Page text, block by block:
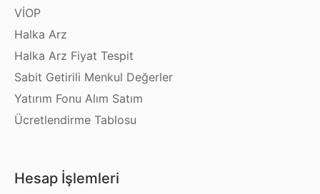
VİOP
Halka Arz
Halka Arz Fiyat Tespit
Sabit Getirili Menkul Değerler
Yatırım Fonu Alım Satım
Ücretlendirme Tablosu
Hesap İşlemleri